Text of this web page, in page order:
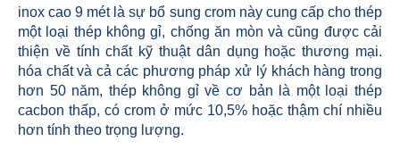
inox cao 9 mét là sự bổ sung crom này cung cấp cho thép
một loại thép không gỉ, chống ăn mòn và cũng được cải
thiện về tính chất kỹ thuật dân dụng hoặc thương mại.
hóa chất và cả các phương pháp xử lý khách hàng trong
hơn 50 năm, thép không gỉ về cơ bản là một loại thép
cacbon thấp, có crom ở mức 10,5% hoặc thậm chí nhiều
hơn tính theo trọng lượng.